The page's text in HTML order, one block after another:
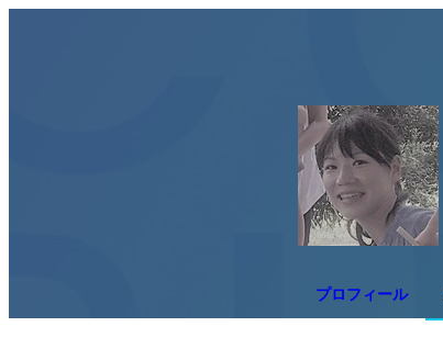
プロフィール